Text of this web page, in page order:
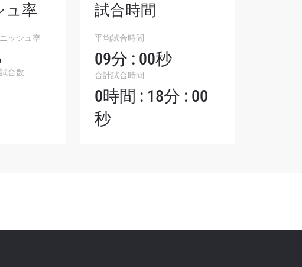
ュ率
ッシュ率
合数
試合時間
平均試合時間
09分 : 00秒
合計試合時間
0時間 : 18分 : 00
秒
になります。
す。